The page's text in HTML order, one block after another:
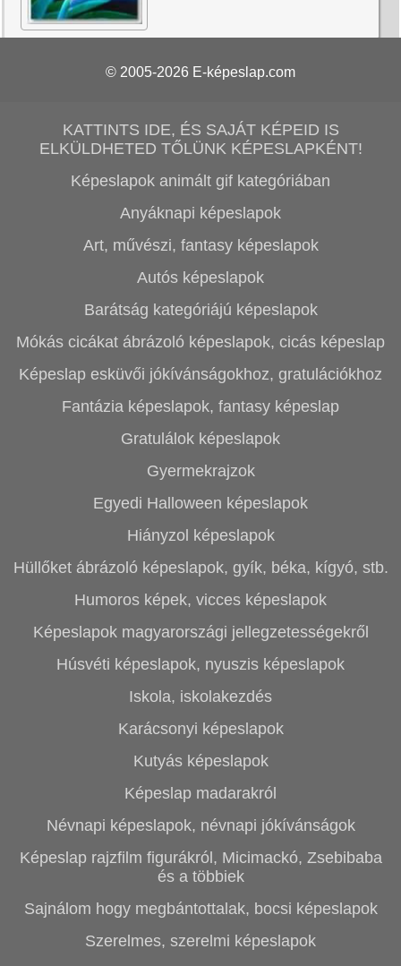
© 2005-2026 E-képeslap.com
KATTINTS IDE, ÉS SAJÁT KÉPEID IS
ELKÜLDHETED TŐLÜNK KÉPESLAPKÉNT!
Képeslapok animált gif kategóriában
Anyáknapi képeslapok
Art, művészi, fantasy képeslapok
Autós képeslapok
Barátság kategóriájú képeslapok
Mókás cicákat ábrázoló képeslapok, cicás képeslap
Képeslap esküvői jókívánságokhoz, gratulációkhoz
Fantázia képeslapok, fantasy képeslap
Gratulálok képeslapok
Gyermekrajzok
Egyedi Halloween képeslapok
Hiányzol képeslapok
Hüllőket ábrázoló képeslapok, gyík, béka, kígyó, stb.
Humoros képek, vicces képeslapok
Képeslapok magyarországi jellegzetességekről
Húsvéti képeslapok, nyuszis képeslapok
Iskola, iskolakezdés
Karácsonyi képeslapok
Kutyás képeslapok
Képeslap madarakról
Névnapi képeslapok, névnapi jókívánságok
Képeslap rajzfilm figurákról, Micimackó, Zsebibaba
és a többiek
Sajnálom hogy megbántottalak, bocsi képeslapok
Szerelmes, szerelmi képeslapok